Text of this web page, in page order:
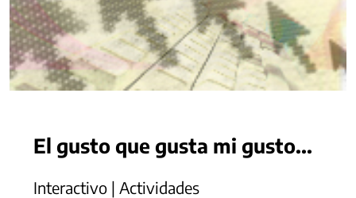
El gusto que gusta mi gusto...
Interactivo | Actividades